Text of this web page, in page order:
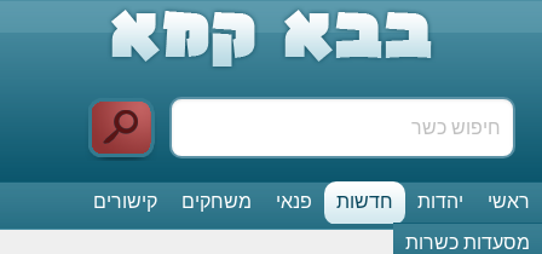
ראשי יהדות חדשות פנאי משחקים
קישורים
מסעדות כשרות